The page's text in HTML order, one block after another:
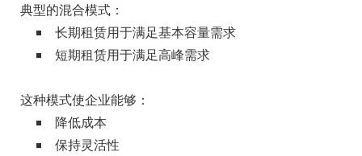
典型的混合模式：
长期租赁用于满足基本容量需求
短期租赁用于满足高峰需求
这种模式使企业能够：
降低成本
保持灵活性